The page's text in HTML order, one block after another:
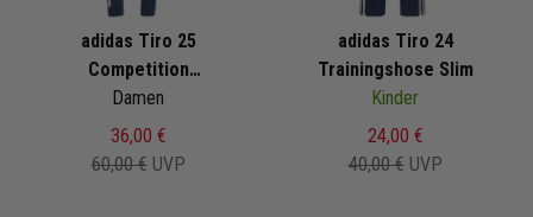
adidas Tiro 25
Competition
Trainingshose
Damen
36,00 €
60,00 € UVP
adidas Tiro 24
Trainingshose Slim
Kinder
24,00 €
40,00 € UVP